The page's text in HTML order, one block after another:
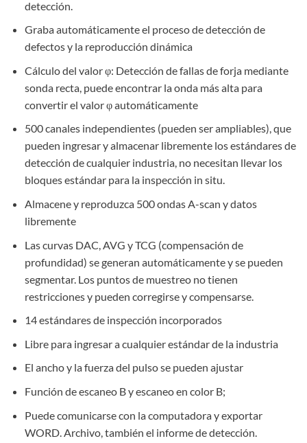
detección.
Graba automáticamente el proceso de detección de
defectos y la reproducción dinámica
Cálculo del valor φ: Detección de fallas de forja mediante
sonda recta, puede encontrar la onda más alta para
convertir el valor φ automáticamente
500 canales independientes (pueden ser ampliables), que
pueden ingresar y almacenar libremente los estándares de
detección de cualquier industria, no necesitan llevar los
bloques estándar para la inspección in situ.
Almacene y reproduzca 500 ondas A-scan y datos
libremente
Las curvas DAC, AVG y TCG (compensación de
profundidad) se generan automáticamente y se pueden
segmentar. Los puntos de muestreo no tienen
restricciones y pueden corregirse y compensarse.
14 estándares de inspección incorporados
Libre para ingresar a cualquier estándar de la industria
El ancho y la fuerza del pulso se pueden ajustar
Función de escaneo B y escaneo en color B;
Puede comunicarse con la computadora y exportar
WORD. Archivo, también el informe de detección.